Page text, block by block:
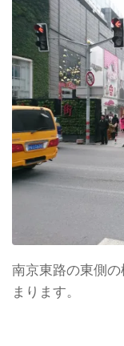
南京東路の東側
まります。